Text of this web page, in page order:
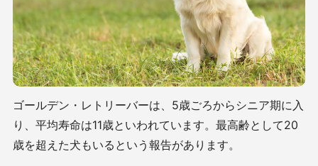
ゴールデン・レトリーバーは、 5歳ごろからシニア期に入
り、平均寿命は11歳といわれています。 最高齢として20
歳を超えた犬もいるという報告があります。